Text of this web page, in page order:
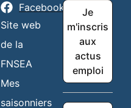
Facebook
Site web
de la
FNSEA
Mes
saisonniers
Je
m'inscris
aux
actus
emploi